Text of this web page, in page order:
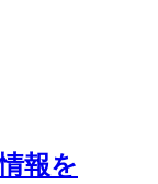
報を